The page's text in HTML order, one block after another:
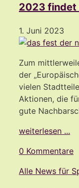
2023 findet
1. Juni 2023
Zum
der
vielen
Aktionen, die
gute
weiterlesen ...
0 Kommentare
Alle News für